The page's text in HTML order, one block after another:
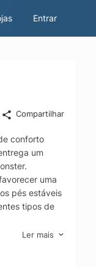
Entrar
Compartilhar
conforto
um
uma
pés estáveis
tipos de
se destaca
acabamento
Ler mais